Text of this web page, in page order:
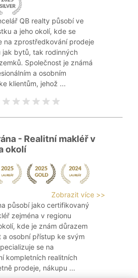
QB realty působí ve
a jeho okolí, kde se
na zprostředkování prodeje
jak bytů, tak rodinných
Společnost je známá
a osobním
klientům, jehož ...
- Realitní makléř v
okolí
Zobrazit více >>
působí jako certifikovaný
zejména v regionu
kde je znám důrazem
a osobní přístup ke svým
se na
kompletních realitních
prodeje, nákupu ...